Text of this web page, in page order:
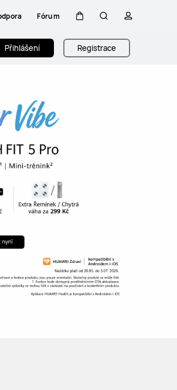
Fórum
Přihlášení Registrace